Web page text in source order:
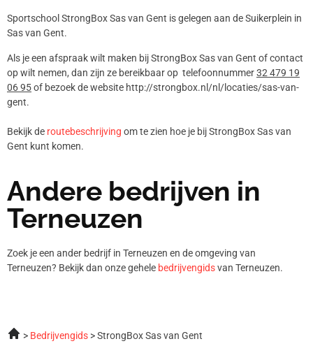
Sportschool StrongBox Sas van Gent is gelegen aan de Suikerplein in
Sas van Gent.
Als je een afspraak wilt maken bij StrongBox Sas van Gent of contact
op wilt nemen, dan zijn ze bereikbaar op telefoonnummer32 479 19
06 95of bezoek de website http://strongbox.nl/nl/locaties/sas-van-
gent.
Bekijk de routebeschrijving om te zien hoe je bij StrongBox Sas van
Gent kunt komen.
Andere bedrijven in
Terneuzen
Zoek je een ander bedrijf in Terneuzen en de omgeving van
Terneuzen? Bekijk dan onze gehele bedrijvengidsvan Terneuzen.
Bedrijvengids StrongBox Sas van Gent